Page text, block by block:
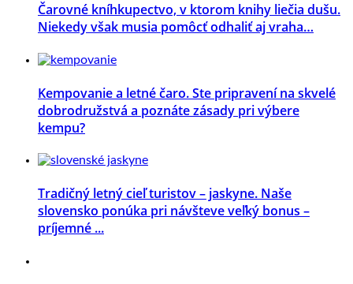
Čarovné kníhkupectvo, v ktorom knihy liečia dušu.
Niekedy však musia pomôcť odhaliť aj vraha…
Kempovanie a letné čaro. Ste pripravení na skvelé
dobrodružstvá a poznáte zásady pri výbere
kempu?
Tradičný letný cieľ turistov – jaskyne. Naše
slovensko ponúka pri návšteve veľký bonus –
príjemné ...